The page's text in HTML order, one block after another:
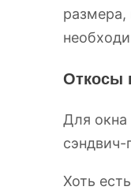
Откосы
Для окна
Хоть